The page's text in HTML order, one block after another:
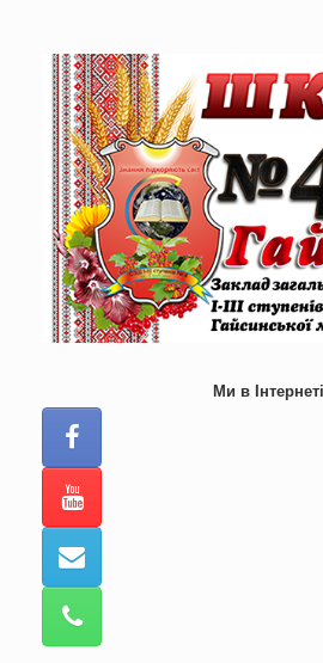
Ми в Інтернеті